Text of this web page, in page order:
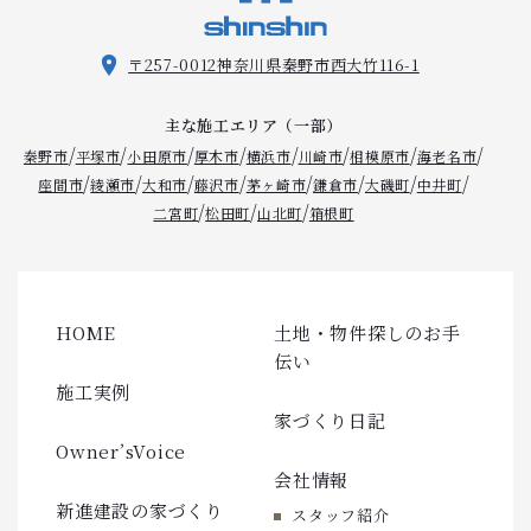
〒257-0012神奈川県秦野市西大竹116-1
主な施工エリア（一部）
秦野市/平塚市/小田原市/厚木市/横浜市/川崎市/相模原市/海老名市/
座間市/綾瀬市/大和市/藤沢市/茅ヶ崎市/鎌倉市/大磯町/中井町/
二宮町/松田町/山北町/箱根町
HOME
施工実例
Owner’sVoice
新進建設の家づくり
土地・物件探しのお手
伝い
家づくり日記
会社情報
スタッフ紹介